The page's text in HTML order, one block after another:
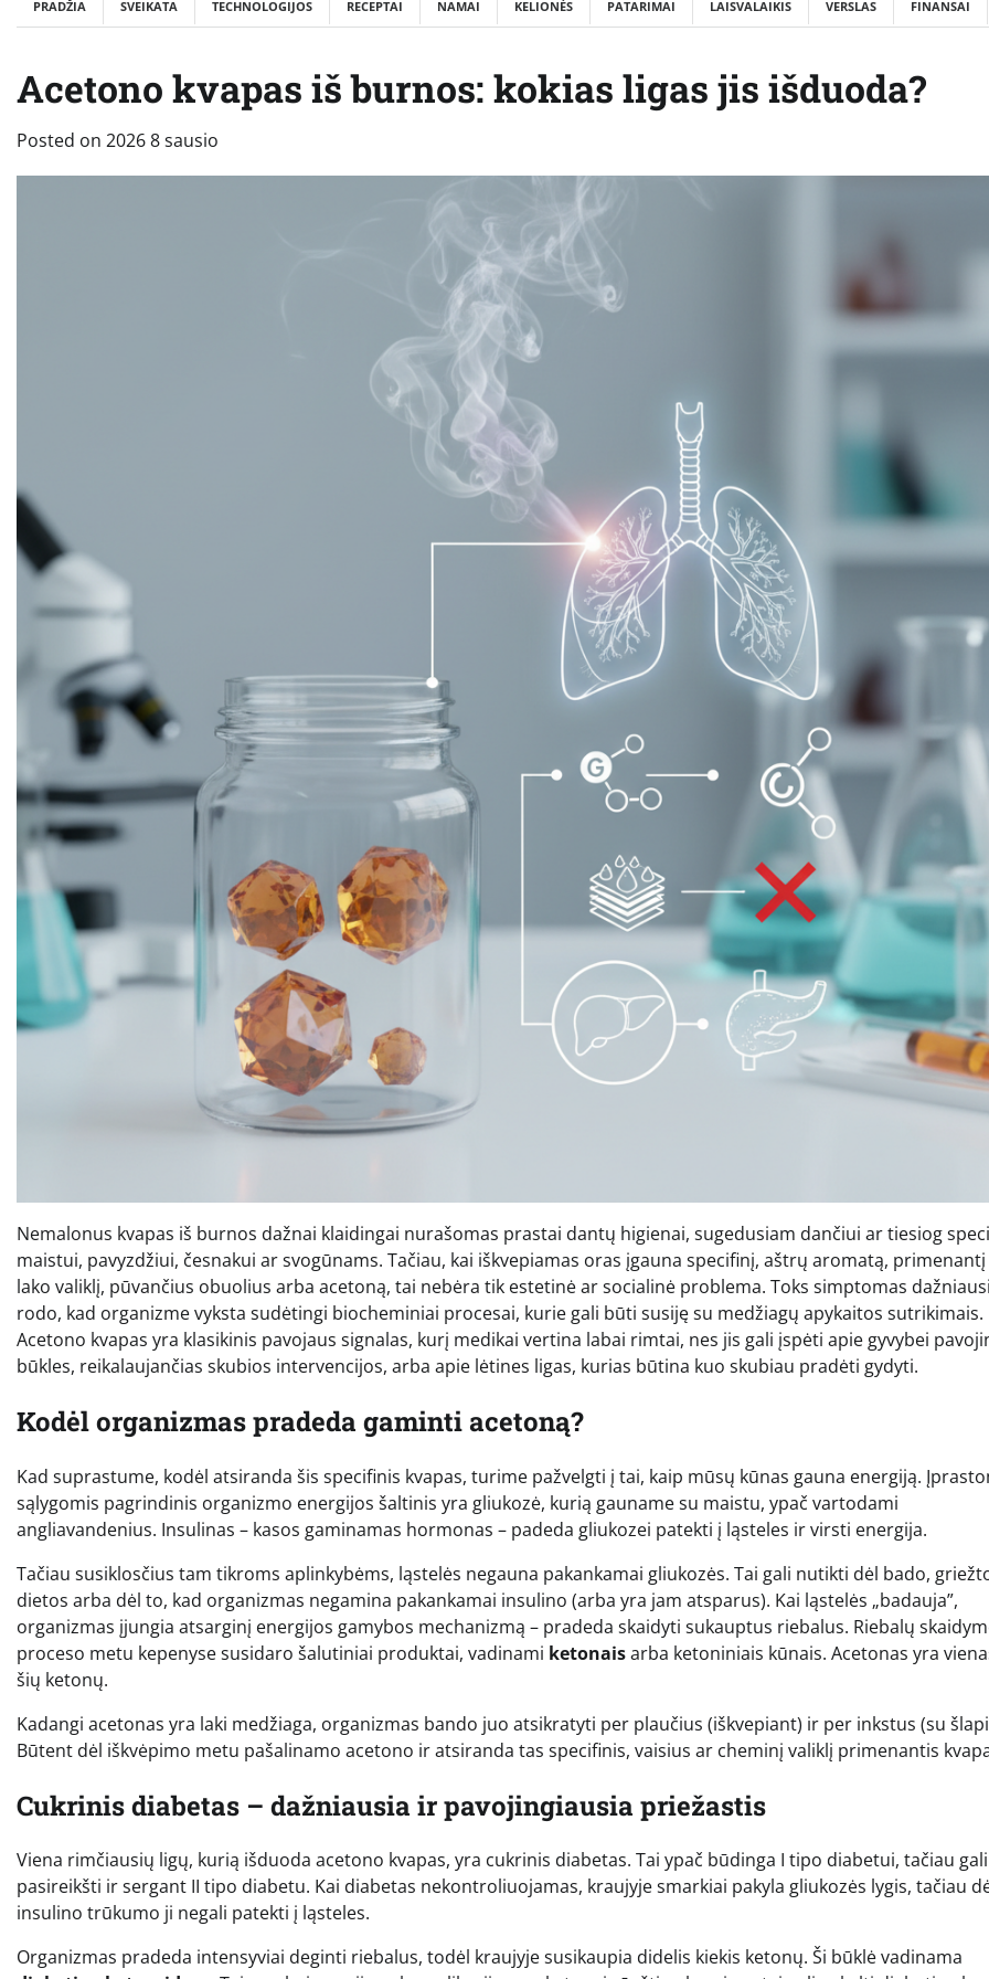
PRADŽIA SVEIKATA TECHNOLOGIJOS RECEPTAI NAMAI KELIONĖS PATARIMAI LAISVALAIKIS VERSLAS FINANSAI
Acetono kvapas iš burnos: kokias ligas jis išduoda?
Posted on 2026 8 sausio
Nemalonus kvapas iš burnos dažnai klaidingai nurašomas prastai dantų higienai, sugedusiam dančiui ar tiesiog
maistui, pavyzdžiui, česnakui ar svogūnams. Tačiau, kai iškvepiamas oras įgauna specifinį, aštrų aromatą,
lako valiklį, pūvančius obuolius arba acetoną, tai nebėra tik estetinė ar socialinė problema. Toks simptomas
rodo, kad organizme vyksta sudėtingi biocheminiai procesai, kurie gali būti susiję su medžiagų apykaitos sutrikimais.
Acetono kvapas yra klasikinis pavojaus signalas, kurį medikai vertina labai rimtai, nes jis gali įspėti apie gyvybei
būkles, reikalaujančias skubios intervencijos, arba apie lėtines ligas, kurias būtina kuo skubiau pradėti gydyti.
Kodėl organizmas pradeda gaminti acetoną?
Kad suprastume, kodėl atsiranda šis specifinis kvapas, turime pažvelgti į tai, kaip mūsų kūnas gauna energiją.
sąlygomis pagrindinis organizmo energijos šaltinis yra gliukozė, kurią gauname su maistu, ypač vartodami
angliavandenius. Insulinas – kasos gaminamas hormonas – padeda gliukozei patekti į ląsteles ir virsti energija.
Tačiau susiklosčius tam tikroms aplinkybėms, ląstelės negauna pakankamai gliukozės. Tai gali nutikti dėl bado,
dietos arba dėl to, kad organizmas negamina pakankamai insulino (arba yra jam atsparus). Kai ląstelės „badauja”,
organizmas įjungia atsarginį energijos gamybos mechanizmą – pradeda skaidyti sukauptus riebalus. Riebalų
proceso metu kepenyse susidaro šalutiniai produktai, vadinami ketonaisarba ketoniniais kūnais. Acetonas yra
šių ketonų.
Kadangi acetonas yra laki medžiaga, organizmas bando juo atsikratyti per plaučius (iškvepiant) ir per inkstus (su
Būtent dėl iškvėpimo metu pašalinamo acetono ir atsiranda tas specifinis, vaisius ar cheminį valiklį primenantis
Cukrinis diabetas – dažniausia ir pavojingiausia priežastis
Viena rimčiausių ligų, kurią išduoda acetono kvapas, yra cukrinis diabetas. Tai ypač būdinga I tipo diabetui, tačiau gali
pasireikšti ir sergant II tipo diabetu. Kai diabetas nekontroliuojamas, kraujyje smarkiai pakyla gliukozės lygis, tačiau
insulino trūkumo ji negali patekti į ląsteles.
Organizmas pradeda intensyviai deginti riebalus, todėl kraujyje susikaupia didelis kiekis ketonų. Ši būklė vadinama